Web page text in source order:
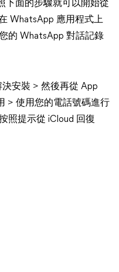
下面的步驟就可以開始從
WhatsApp 應用程式上
的 WhatsApp 對話記錄
安裝 > 然後再從 App
> 使用您的電話號碼進行
照提示從 iCloud 回復